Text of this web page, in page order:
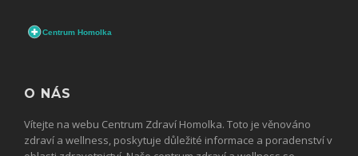
O NÁS
Vítejte na webu Centrum Zdraví Homolka. Toto je věnováno
zdraví a wellness, poskytuje důležité informace a poradenství v